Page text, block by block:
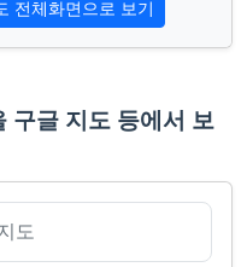
전체화면으로 보기
구글 지도 등에서 보
도